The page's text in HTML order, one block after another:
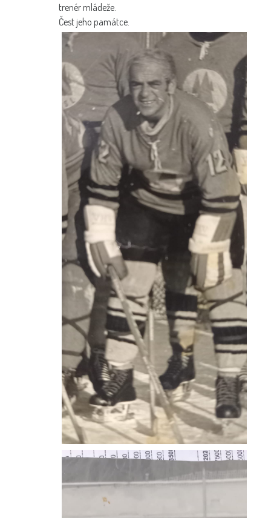
trenér mládeže.
Čest jeho památce.